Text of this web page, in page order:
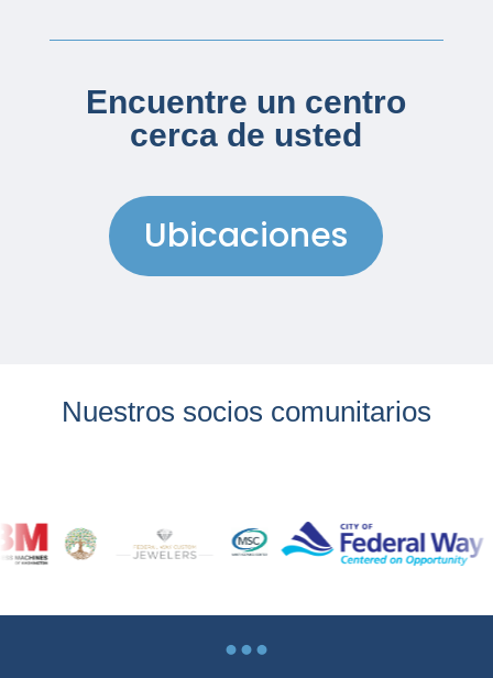
Encuentre un centro
cerca de usted
Ubicaciones
Nuestros socios comunitarios
...